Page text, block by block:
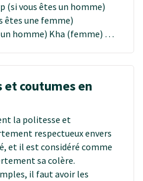
(si vous êtes un homme)
êtes une femme)
Oui = Krap (si vous êtes un homme) Kha (femme)
et coutumes en
la politesse et
respectueux envers
et il est considéré comme
sa colère.
il faut avoir les